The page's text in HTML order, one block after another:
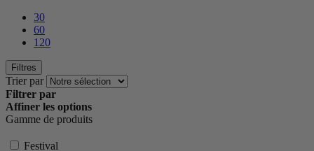
30
60
120
Filtres
Trier par
Filtrer par
Affiner les options
Gamme de produits
Festival